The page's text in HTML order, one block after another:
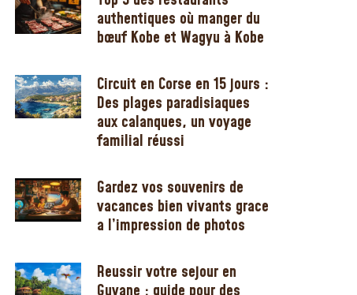
authentiques où manger du
bœuf Kobe et Wagyu à Kobe
Circuit en Corse en 15 jours :
Des plages paradisiaques
aux calanques, un voyage
familial réussi
Gardez vos souvenirs de
vacances bien vivants grace
a l’impression de photos
Reussir votre sejour en